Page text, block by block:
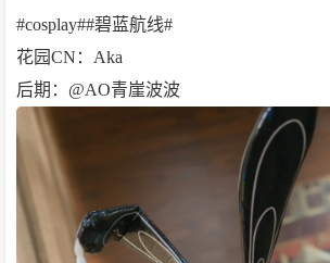
#cosplay##碧蓝航线#
花园CN：Aka
后期：@AO青崖波波 ​​​